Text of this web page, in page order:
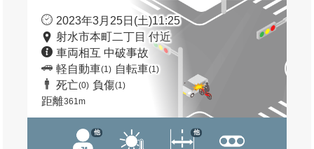
2023年3月25日(土)11:25
射水市本町二丁目 付近
車両相互 中破事故
軽自動車(1) 自転車(1)
死亡(0) 負傷(1)
距離361m
他 他